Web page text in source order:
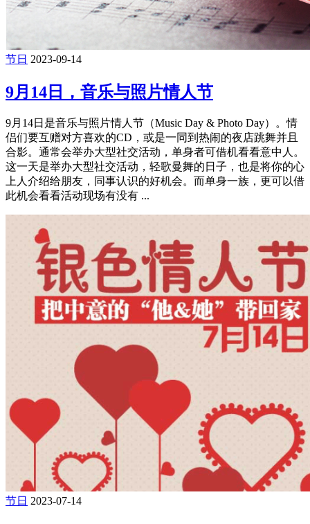
节日 2023-09-14
9月14日，音乐与照片情人节
9月14日是音乐与照片情人节（Music Day & Photo Day）。情
侣们要互赠对方喜欢的CD，或是一同到热闹的夜店跳舞并且
合影。通常会举办大型社交活动，单身者可借机看看意中人。
这一天是举办大型社交活动，轻歌曼舞的日子，也是将你的心
上人介绍给朋友，同事认识的好机会。而单身一族，更可以借
此机会看看活动现场有没有 ...
节日 2023-07-14